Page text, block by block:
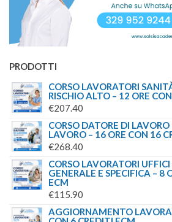
PRODOTTI
CORSO LAVORATORI
RISCHIO ALTO – 12 ORE
€207.40
CORSO DATORE DI
LAVORO – 16 ORE CON 16
€268.40
CORSO LAVORATORI
GENERALE E SPECIFICA – 8
ECM
€115.90
AGGIORNAMENTO